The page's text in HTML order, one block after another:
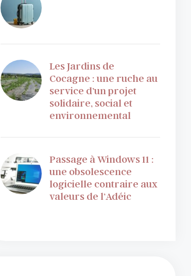
Les Jardins de
Cocagne : une ruche au
service d’un projet
solidaire, social et
environnemental
Passage à Windows 11 :
une obsolescence
logicielle contraire aux
valeurs de l’Adéic